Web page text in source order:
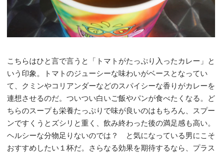
こちらはひと言で言うと「トマトがたっぷり入ったカレー」と
いう印象。トマトのジューシーな味わいがベースとなってい
て、クミンやコリアンダーなどのスパイシーな香りがカレーを
連想させるのだ。ついつい白いご飯やパンが食べたくなる。ど
ちらのスープも栄養たっぷりで味が良いのはもちろん、スプー
ンですくうとズシリと重く、飲み終わった後の満足感も高い。
ヘルシーな分物足りないのでは？ と気になっている男にこそ
おすすめしたい１杯だ。さらなる効果を期待するなら、プラス